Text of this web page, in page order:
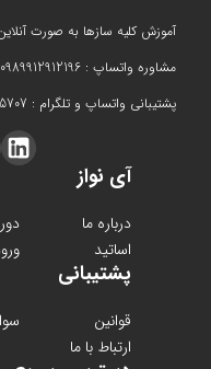
آموزش کلیه سازها به صورت
مشاوره واتساپ : 00989912912196
پشتیبانی واتساپ و تلگرام : 00989190985707
آی نواز
درباره ما
اساتید
پشتیبانی
قوانین
ارتباط با ما